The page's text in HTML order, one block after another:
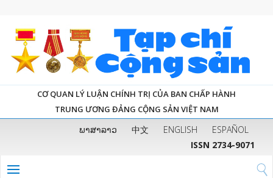
CƠ QUAN LÝ LUẬN CHÍNH TRỊ CỦA BAN CHẤP HÀNH
TRUNG ƯƠNG ĐẢNG CỘNG SẢN VIỆT NAM
ພາສາລາວ 中文 ENGLISH
ESPAÑOL
ISSN 2734-9071